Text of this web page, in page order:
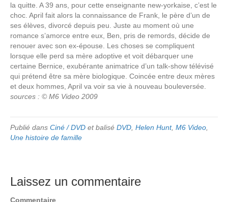
la quitte. A 39 ans, pour cette enseignante new-yorkaise, c’est le
choc. April fait alors la connaissance de Frank, le père d’un de
ses élèves, divorcé depuis peu. Juste au moment où une
romance s’amorce entre eux, Ben, pris de remords, décide de
renouer avec son ex-épouse. Les choses se compliquent
lorsque elle perd sa mère adoptive et voit débarquer une
certaine Bernice, exubérante animatrice d’un talk-show télévisé
qui prétend être sa mère biologique. Coincée entre deux mères
et deux hommes, April va voir sa vie à nouveau bouleversée.
sources : © M6 Video 2009
Publié dans Ciné / DVD et balisé DVD Helen Hunt, M6 Video
Une histoire de famille
Laissez un commentaire
Commentaire